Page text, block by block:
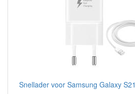
Snellader voor Samsung Galaxy